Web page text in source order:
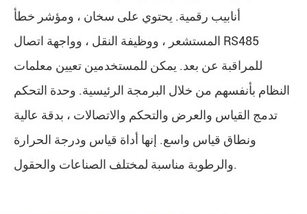
أنابيب رقمية. يحتوي على سخان ، ومؤشر خطأ
المستشعر ، ووظيفة النقل ، وواجهة اتصال RS485
للمراقبة عن بعد. يمكن للمستخدمين تعيين معلمات
النظام بأنفسهم من خلال البرمجة الرئيسية. وحدة التحكم
تدمج القياس والعرض والتحكم والاتصالات ، بدقة عالية
ونطاق قياس واسع. إنها أداة قياس ودرجة الحرارة
والرطوبة مناسبة لمختلف الصناعات والحقول.